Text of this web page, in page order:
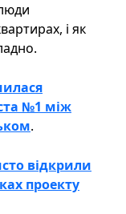
і як
№1 між
.
відкрили
проекту